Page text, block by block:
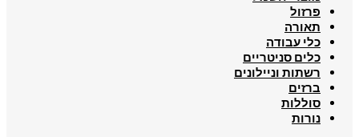
פרזול
תאורה
כלי עבודה
כלים סניטריים
רשתות וניילונים
ברזים
סוללות
נורות